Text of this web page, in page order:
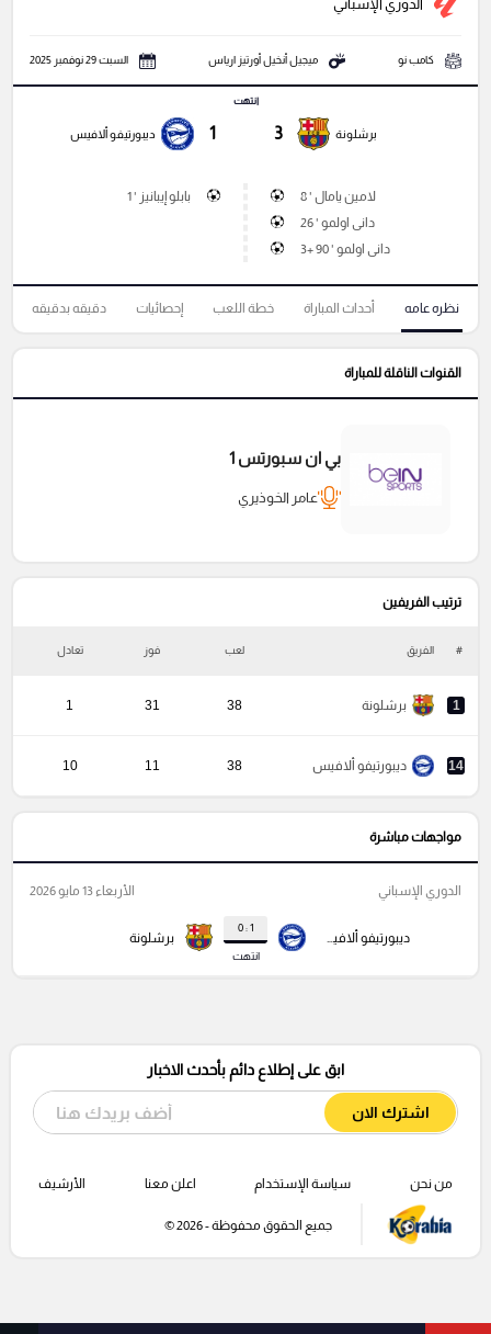
الدوري الإسباني
كامب نو ميجيل أنخيل أورتيز ارياس السبت 29 نوفمبر 2025
برشلونة 3
انتهت
1 ديبورتيفو ألافيس
لامين يامال ' 8
دانى اولمو ' 26
دانى اولمو ' 90 +3
بابلو إيبانيز ' 1
نظره عامه أحداث المباراة خطة اللعب إحصائيات دقيقه بدقيقه
القنوات الناقلة للمباراة
بي ان سبورتس 1
عامر الخوذيري
ترتيب الفريفين
# الفريق لعب فوز تعادل
1 برشلونة 38
31
1
14 ديبورتيفو ألافيس 38
11
10
مواجهات مباشرة
1 : 0
انتهت
برشلونة
الدوري الإسباني الأربعاء 13 مايو 2026
ابق على إطلاع دائم بأحدث الاخبار
اشترك الان
من نحن سياسة الإستخدام اعلن معنا الأرشيف
جميع الحقوق محفوظة - 2026 ©